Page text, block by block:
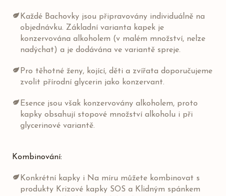
Každé Bachovky jsou připravovány individuálně na
objednávku. Základní varianta kapek je
konzervována alkoholem (v malém množství, nelze
nadýchat) a je dodávána ve variantě spreje.
Pro těhotné ženy, kojící, děti a zvířata doporučujeme
zvolit přírodní glycerin jako konzervant.
Esence jsou však konzervovány alkoholem, proto
kapky obsahují stopové množství alkoholu i při
glycerinové variantě.
Kombinování:
Konkrétní kapky i Na míru můžete kombinovat s
produkty Krizové kapky SOS a Klidným spánkem